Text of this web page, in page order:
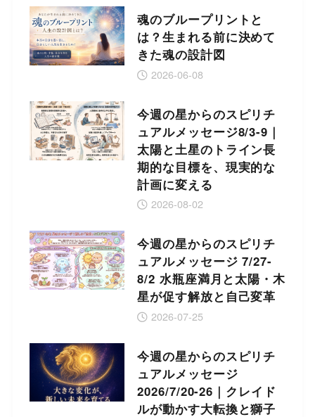
魂のブループリントと
は？生まれる前に決めて
きた魂の設計図
2026-06-08
今週の星からのスピリチ
ュアルメッセージ8/3-9｜
太陽と土星のトライン長
期的な目標を、現実的な
計画に変える
2026-08-02
今週の星からのスピリチ
ュアルメッセージ 7/27-
8/2 水瓶座満月と太陽・木
星が促す解放と自己変革
2026-07-25
今週の星からのスピリチ
ュアルメッセージ
2026/7/20-26｜クレイド
ルが動かす大転換と獅子